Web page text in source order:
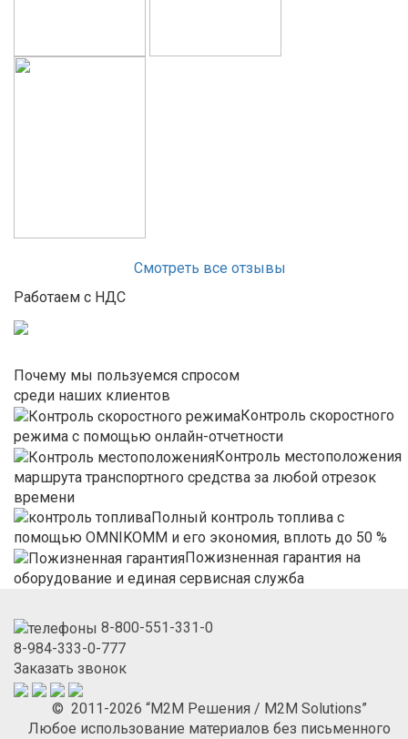
Смотреть все отзывы
Работаем с НДС
Почему мы пользуемся спросом
среди наших клиентов
Контроль скоростного
режима с помощью онлайн-отчетности
Контроль местоположения
маршрута транспортного средства за любой отрезок
времени
Полный контроль топлива с
помощью OMNIKOMM и его экономия, вплоть до 50 %
Пожизненная гарантия на
оборудование и единая сервисная служба
8-800-551-331-0
8-984-333-0-777
Заказать звонок
© 2011-2026 “М2М Решения / M2M Solutions”
Любое использование материалов без письменного